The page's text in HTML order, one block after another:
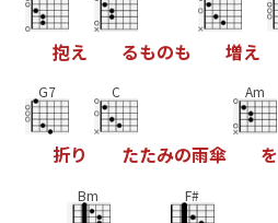
抱え るものも 増え
G7
折り
C
たたみの雨傘
Am
を
Bm F#